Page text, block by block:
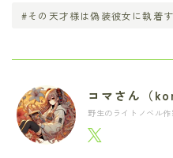
#その天才様は偽装彼女に執着
コマさん（
野生のライトノベル作